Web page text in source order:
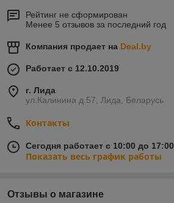
Рейтинг не сформирован
Менее 5 отзывов за последний год
Компания продает на Deal.by
Работает с 12.10.2019
г. Лида
ул.Калинина д.57, Лида, Беларусь
Контакты
Сегодня работает с 10:00 до 17:00
Показать весь график работы
Отзывы о магазине